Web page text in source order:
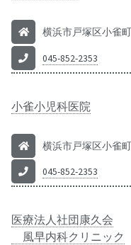
横浜市戸塚区小雀
045-852-2353
小雀小児科医院
横浜市戸塚区小雀
045-852-2353
医療法人社団康久会
風早内科クリニック